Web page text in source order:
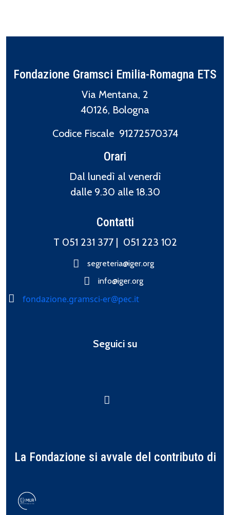
Fondazione Gramsci Emilia-Romagna ETS
Via Mentana, 2
40126, Bologna
Codice Fiscale 91272570374
Orari
Dal lunedì al venerdì
dalle 9.30 alle 18.30
Contatti
T 051 231 377 | 051 223 102
segreteria@iger.org
info@iger.org
fondazione.gramsci-er@pec.it
Seguici su
La Fondazione si avvale del contributo di